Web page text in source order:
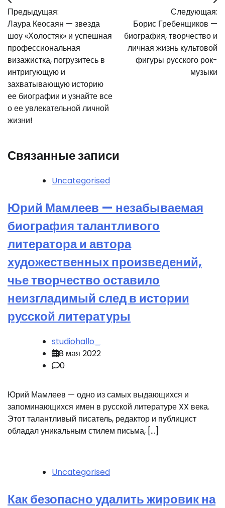
по
записям
Предыдущая:
Лаура Кеосаян — звезда
шоу «Холостяк» и успешная
профессиональная
визажистка, погрузитесь в
интригующую и
захватывающую историю
ее биографии и узнайте все
о ее увлекательной личной
жизни!
Следующая:
Борис Гребенщиков —
биография, творчество и
личная жизнь культовой
фигуры русского рок-
музыки
Связанные записи
Uncategorised
Юрий Мамлеев — незабываемая
биография талантливого
литератора и автора
художественных произведений,
чье творчество оставило
неизгладимый след в истории
русской литературы
studiohallo_
8 мая 2022
0
Юрий Мамлеев — одно из самых выдающихся и
запоминающихся имен в русской литературе XX века.
Этот талантливый писатель, редактор и публицист
обладал уникальным стилем письма, […]
Uncategorised
Как безопасно удалить жировик на